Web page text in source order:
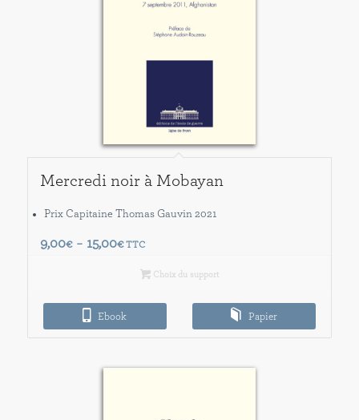
Mercredi noir à Mobayan
Prix Capitaine Thomas Gauvin 2021
9,00€ – 15,00€Plage
prix :
à
TTC
Choix du support
Ebook Papier